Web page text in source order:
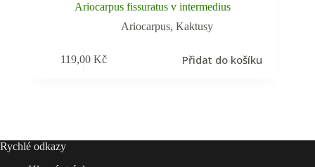
Ariocarpus fissuratus v intermedius
Ariocarpus, Kaktusy
119,00 Kč Přidat do košíku
Rychlé odkazy